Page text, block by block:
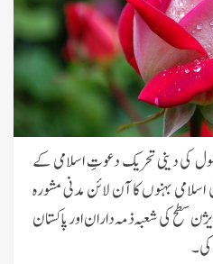
رسول کی دینی تحریک دعوتِ اسلامی کے
اسلامی بہنوں کا آن لائن مدنی مشورہ
سطح کی شعبہ ذمہ داران اور پاکستان